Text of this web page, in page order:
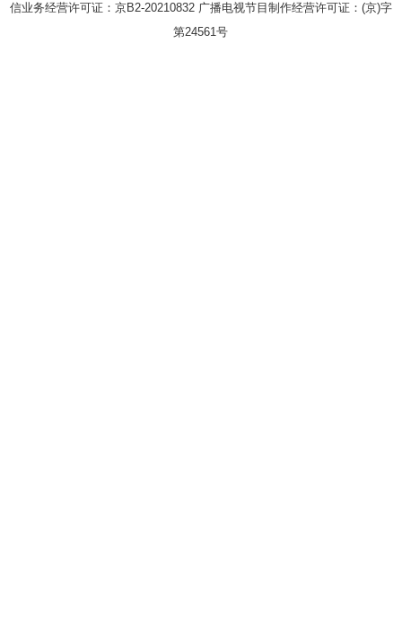
信业务经营许可证： 京B2-20210832广播电视节目制作经营许可证： (京)字
第24561号